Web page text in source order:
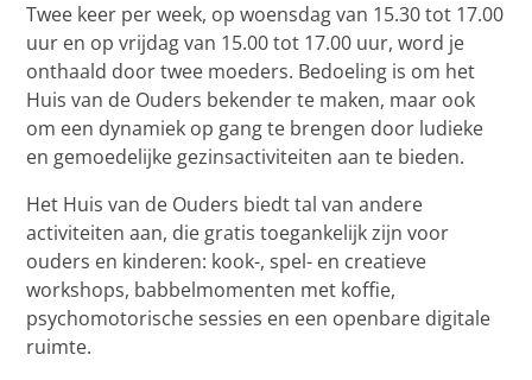
Twee keer per week, op woensdag van 15.30 tot 17.00
uur en op vrijdag van 15.00 tot 17.00 uur, word je
onthaald door twee moeders. Bedoeling is om het
Huis van de Ouders bekender te maken, maar ook
om een dynamiek op gang te brengen door ludieke
en gemoedelijke gezinsactiviteiten aan te bieden.
Het Huis van de Ouders biedt tal van andere
activiteiten aan, die gratis toegankelijk zijn voor
ouders en kinderen: kook-, spel- en creatieve
workshops, babbelmomenten met koffie,
psychomotorische sessies en een openbare digitale
ruimte.